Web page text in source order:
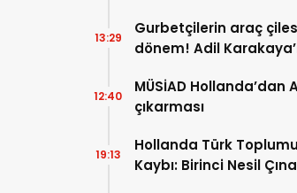
Gurbetçilerin araç
dönem! Adil
13:29
MÜSİAD Hollanda’dan
çıkarması
12:40
Hollanda Türk
Kaybı: Birinci Nesil
19:13